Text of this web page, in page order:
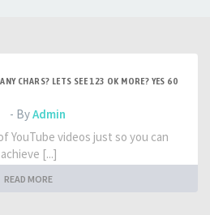
CHARS? LETS SEE 123 OK MORE? YES 60
- ByAdmin
YouTube videos just so you can
achieve [...]
READ MORE